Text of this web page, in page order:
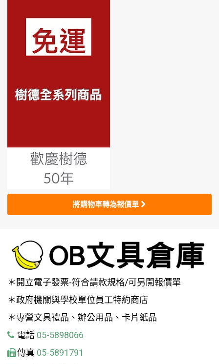
將購物車轉為報價單
＊開立電子發票-符合請款規格/可另開報價單
＊政府機關與學校單位員工特約商店
＊專營文具禮品、辦公用品、卡片紙品
電話 05-5898066
傳真 05-5891791